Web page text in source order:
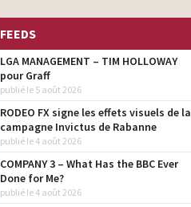
FEEDS
LGA MANAGEMENT – TIM HOLLOWAY
pour Graff
publié le 5 août 2026
RODEO FX signe les effets visuels de la
campagne Invictus de Rabanne
publié le 4 août 2026
COMPANY 3 – What Has the BBC Ever
Done for Me?
publié le 4 août 2026